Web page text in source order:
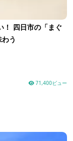
！ 四日市の「まぐ
う
71,400ビュー